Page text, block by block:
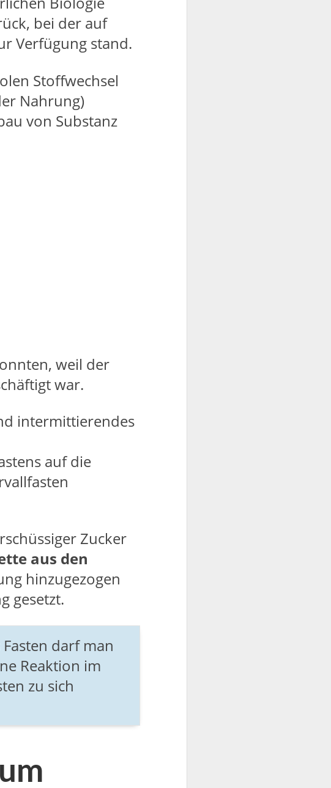
bei der auf
Verfügung stand.
Stoffwechsel
Nahrung)
von Substanz
weil der
war.
auf die
Zucker
aus den
hinzugezogen
gesetzt.
darf man
Reaktion im
zu sich